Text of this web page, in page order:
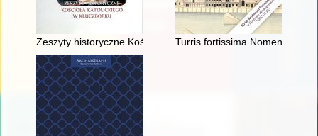
Zeszyty historyczne Kościoła katolickiego w Kluczborku. Cz.
Turris fortissima Nomen